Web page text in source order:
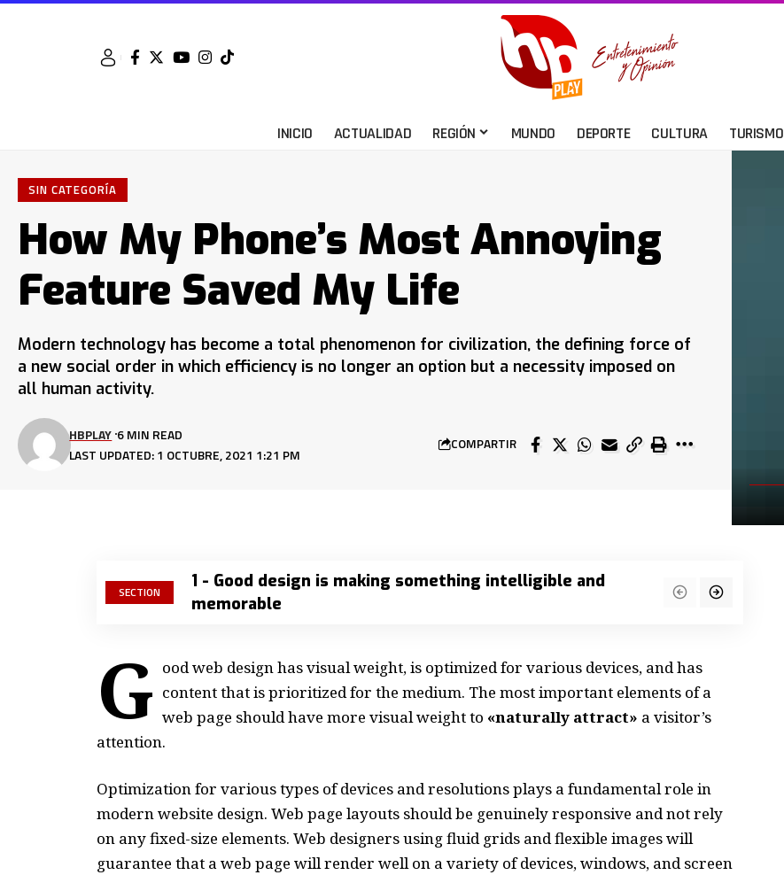
INICIO ACTUALIDAD REGIÓN MUNDO DEPORTE CULTURA TURISMO
SIN CATEGORÍA
How My Phone’s Most Annoying
Feature Saved My Life
Modern technology has become a total phenomenon for civilization, the defining force of
a new social order in which efficiency is no longer an option but a necessity imposed on
all human activity.
LAST UPDATED: 1 OCTUBRE, 2021 1:21 PM
HBPLAY 6 MIN READ
COMPARTIR
SECTION
1 - Good design is making something intelligible and
memorable
G ood web design has visual weight, is optimized for various devices, and has
content that is prioritized for the medium. The most important elements of a
web page should have more visual weight to «naturally attract» a visitor’s
attention.
Optimization for various types of devices and resolutions plays a fundamental role in
modern website design. Web page layouts should be genuinely responsive and not rely
on any fixed-size elements. Web designers usingfluid gridsand flexible images will
guarantee that a web page will render well on a variety of devices, windows, and screen